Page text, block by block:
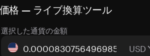
格 — ライブ換算ツール
選択した通貨の金額
USD